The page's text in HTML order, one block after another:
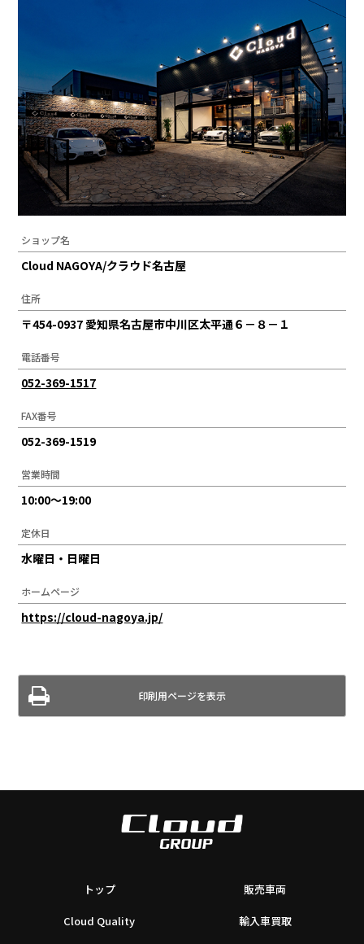
ショップ名
Cloud NAGOYA/クラウド名古屋
住所
〒454-0937 愛知県名古屋市中川区太平通６－８－１
電話番号
052-369-1517
FAX番号
052-369-1519
営業時間
10:00～19:00
定休日
水曜日・日曜日
ホームページ
https://cloud-nagoya.jp/
印刷用ページを表示
トップ 販売車両
Cloud Quality 輸入車買取